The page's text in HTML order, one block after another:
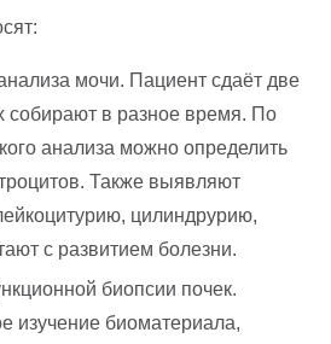
мочи. Пациент сдаёт две
собирают в разное время. По
анализа можно определить
Также выявляют
цилиндрурию,
с развитием болезни.
биопсии почек.
изучение биоматериала,